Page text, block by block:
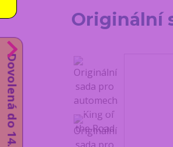
Originální
Dovolená do 14.8.